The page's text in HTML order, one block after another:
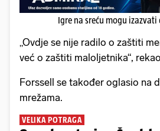
Igre na sreću mogu izazvati
„Ovdje se nije radilo o zaštiti
već o zaštiti maloljetnika“,
Forssell se također oglasio na
mrežama.
VELIKA POTRAGA